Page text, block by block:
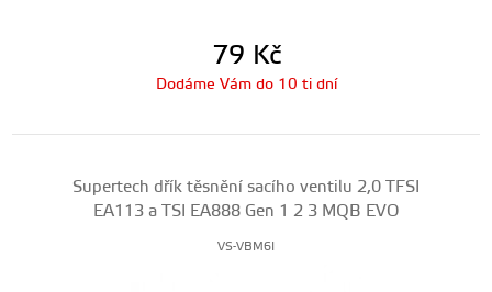
79 Kč
Dodáme Vám do 10 ti dní
Supertech dřík těsnění sacího ventilu 2,0 TFSI
EA113 a TSI EA888 Gen 1 2 3 MQB EVO
VS-VBM6I